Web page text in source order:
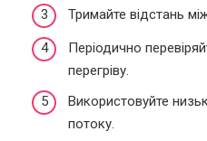
Тримайте відстань
Періодично
перегріву.
Використовуйте
потоку.